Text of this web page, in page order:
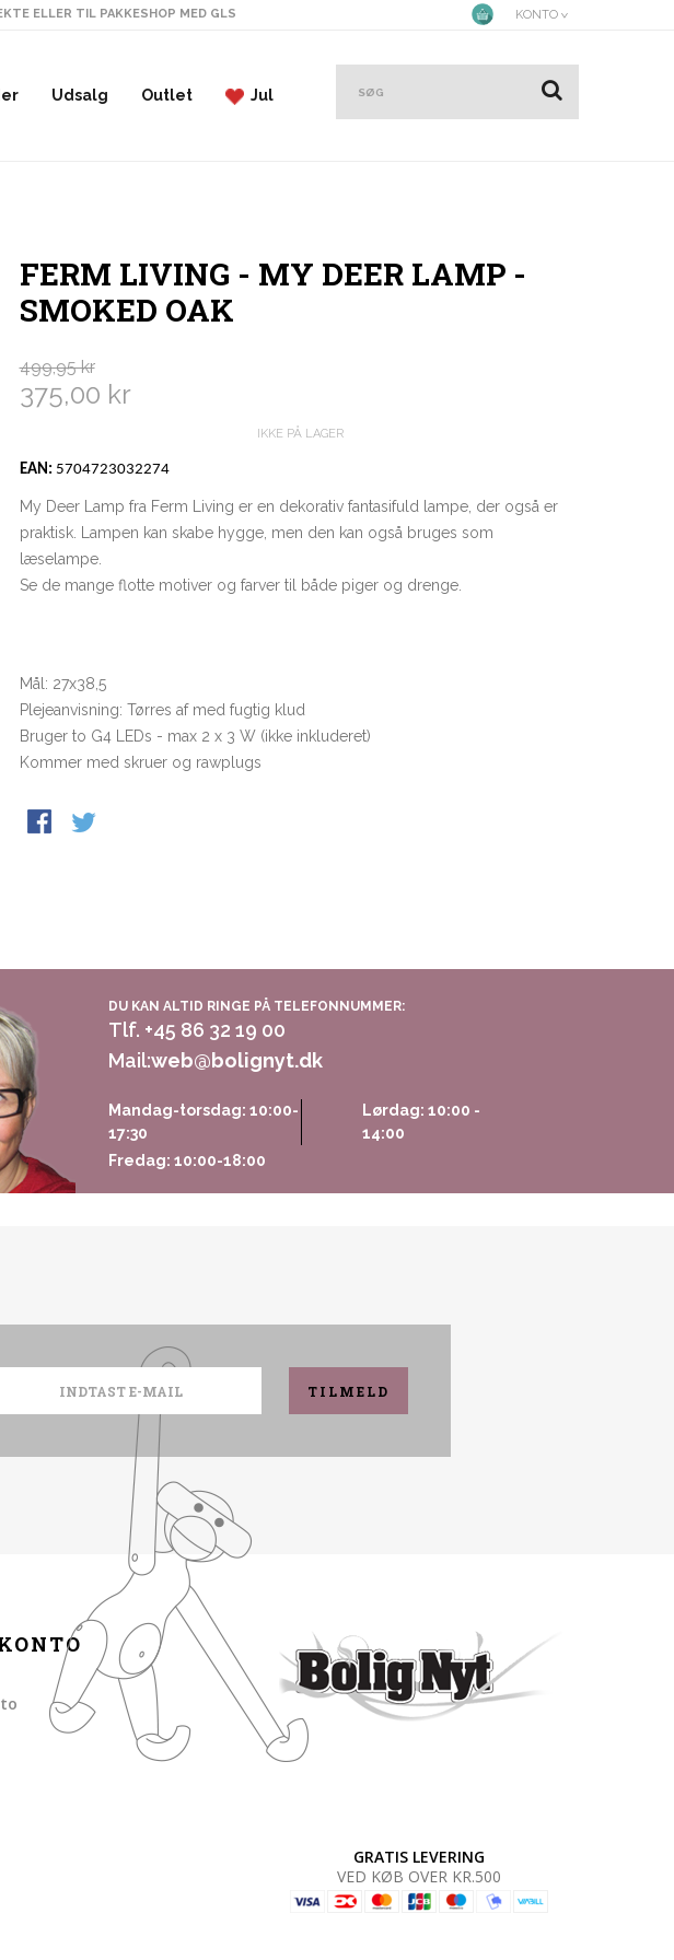
ELLER TIL PAKKESHOP MED GLS KONTO
Udsalg Outlet Jul
FERM LIVING - MY DEER LAMP -
SMOKED OAK
499,95 kr
375,00 kr
IKKE PÅ LAGER
EAN: 5704723032274
My Deer Lamp fra Ferm Living er en dekorativ fantasifuld lampe, der også er
praktisk. Lampen kan skabe hygge, men den kan også bruges som
læselampe.
Se de mange flotte motiver og farver til både piger og drenge.
Mål: 27x38,5
Plejeanvisning: Tørres af med fugtig klud
Bruger to G4 LEDs - max 2 x 3 W (ikke inkluderet)
Kommer med skruer og rawplugs
DU KAN ALTID RINGE PÅ TELEFONNUMMER:
Tlf. +45 86 32 19 00
Mail:web@bolignyt.dk
Mandag-torsdag: 10:00-
17:30
Fredag: 10:00-18:00
Lørdag: 10:00 -
14:00
TILMELD
GRATIS LEVERING
VED KØB OVER KR.500